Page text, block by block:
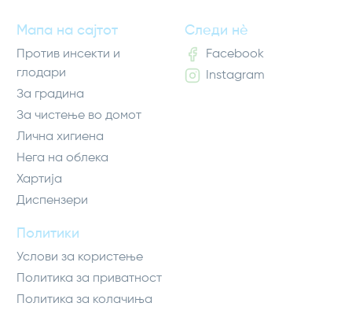
Мапа на сајтот
Против инсекти и
глодари
За градина
За чистење во домот
Лична хигиена
Нега на облека
Хартија
Диспензери
Политики
Услови за користење
Политика за приватност
Политика за колачиња
Следи нè
Facebook
Instagram